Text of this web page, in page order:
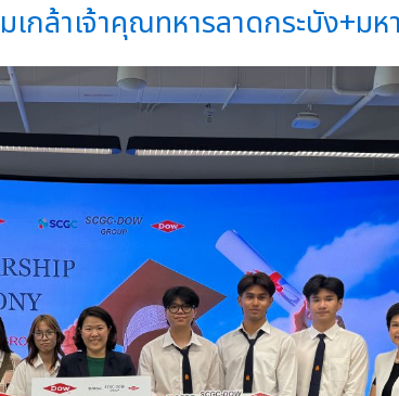
เกล้าเจ้าคุณทหารลาดกระบัง+ม